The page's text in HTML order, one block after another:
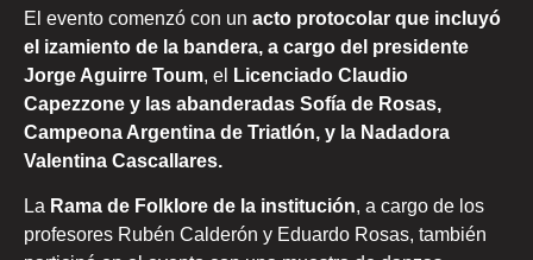
El evento comenzó con un acto protocolar que incluyó
el izamiento de la bandera, a cargo del presidente
Jorge Aguirre Toum, el
Licenciado Claudio
Capezzone y las abanderadas Sofía de Rosas,
Campeona Argentina de Triatlón, y la Nadadora
Valentina Cascallares.
La Rama de Folklore de la institución, a cargo de los
profesores Rubén Calderón y Eduardo Rosas, también